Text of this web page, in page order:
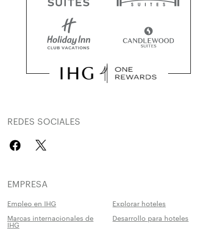
REDES SOCIALES
EMPRESA
Empleo en IHG
Explorar hoteles
Marcas internacionales de
IHG
Desarrollo para hoteles